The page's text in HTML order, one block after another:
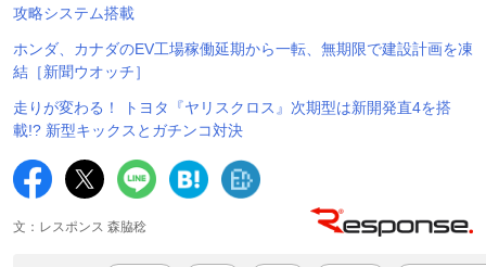
攻略システム搭載
ホンダ、カナダのEV工場稼働延期から一転、無期限で建設計画を凍
結［新聞ウオッチ］
走りが変わる！ トヨタ『ヤリスクロス』次期型は新開発直4を搭
載!? 新型キックスとガチンコ対決
文：レスポンス 森脇稔